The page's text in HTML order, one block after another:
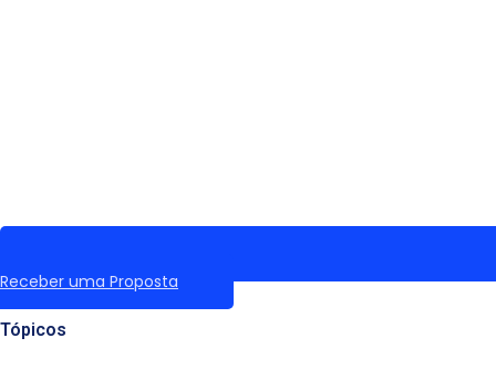
Receber uma Proposta
Tópicos